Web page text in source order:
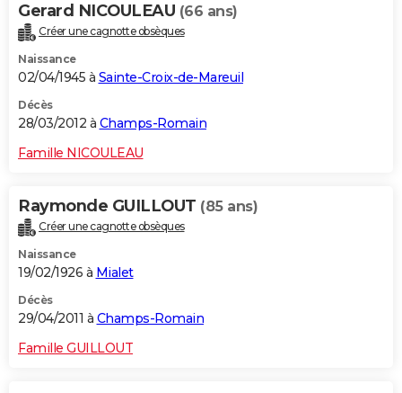
Gerard NICOULEAU (66 ans)
Créer une cagnotte obsèques
Naissance
02/04/1945 à Sainte-Croix-de-Mareuil
Décès
28/03/2012 à Champs-Romain
Famille NICOULEAU
Raymonde GUILLOUT (85 ans)
Créer une cagnotte obsèques
Naissance
19/02/1926 à Mialet
Décès
29/04/2011 à Champs-Romain
Famille GUILLOUT